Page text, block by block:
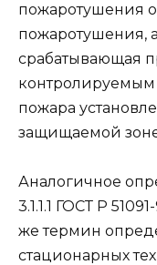
пожаротушения
пожаротушения,
срабатывающая
пожара
защищаемой
Аналогичное
3.1.1.1 ГОСТ Р
же термин
стационарных